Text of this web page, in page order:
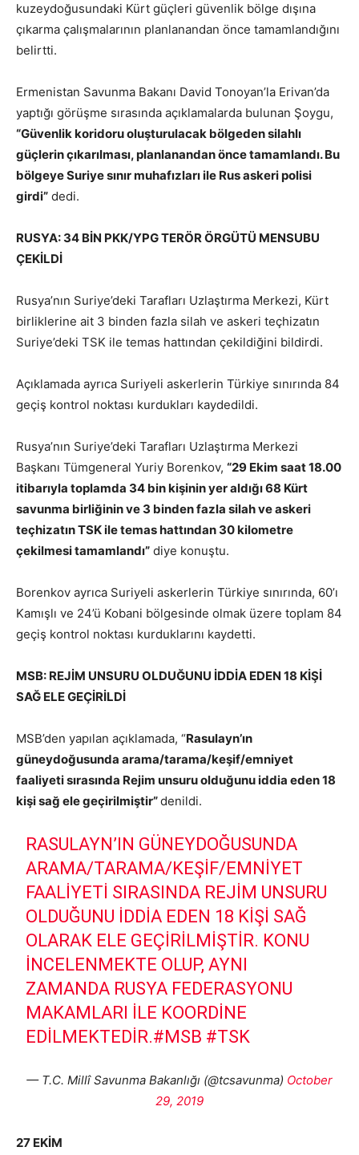
kuzeydoğusundaki Kürt güçleri güvenlik bölge dışına
çıkarma çalışmalarının planlanandan önce tamamlandığını
belirtti.
Ermenistan Savunma Bakanı David Tonoyan’la Erivan’da
yaptığı görüşme sırasında açıklamalarda bulunan Şoygu,
“Güvenlik koridoru oluşturulacak bölgeden silahlı
güçlerin çıkarılması, planlanandan önce tamamlandı. Bu
bölgeye Suriye sınır muhafızları ile Rus askeri polisi
girdi” dedi.
RUSYA: 34 BİN PKK/YPG TERÖR ÖRGÜTÜ MENSUBU
ÇEKİLDİ
Rusya’nın Suriye’deki Tarafları Uzlaştırma Merkezi, Kürt
birliklerine ait 3 binden fazla silah ve askeri teçhizatın
Suriye’deki TSK ile temas hattından çekildiğini bildirdi.
Açıklamada ayrıca Suriyeli askerlerin Türkiye sınırında 84
geçiş kontrol noktası kurdukları kaydedildi.
Rusya’nın Suriye’deki Tarafları Uzlaştırma Merkezi
Başkanı Tümgeneral Yuriy Borenkov, “29 Ekim saat 18.00
itibarıyla toplamda 34 bin kişinin yer aldığı 68 Kürt
savunma birliğinin ve 3 binden fazla silah ve askeri
teçhizatın TSK ile temas hattından 30 kilometre
çekilmesi tamamlandı” diye konuştu.
Borenkov ayrıca Suriyeli askerlerin Türkiye sınırında, 60’ı
Kamışlı ve 24’ü Kobani bölgesinde olmak üzere toplam 84
geçiş kontrol noktası kurduklarını kaydetti.
MSB: REJİM UNSURU OLDUĞUNU İDDİA EDEN 18 KİŞİ
SAĞ ELE GEÇİRİLDİ
MSB’den yapılan açıklamada, “Rasulayn’ın
güneydoğusunda arama/tarama/keşif/emniyet
faaliyeti sırasında Rejim unsuru olduğunu iddia eden 18
kişi sağ ele geçirilmiştir”denildi.
RASULAYN’IN GÜNEYDOĞUSUNDA
ARAMA/TARAMA/KEŞIF/EMNIYET
FAALIYETI SIRASINDA REJIM UNSURU
OLDUĞUNU IDDIA EDEN 18 KIŞI SAĞ
OLARAK ELE GEÇIRILMIŞTIR. KONU
INCELENMEKTE OLUP, AYNI
ZAMANDA RUSYA FEDERASYONU
MAKAMLARI ILE KOORDINE
EDILMEKTEDIR.#MSB #TSK
— T.C. Millî Savunma Bakanlığı (@tcsavunma) October
29, 2019
27 EKİM